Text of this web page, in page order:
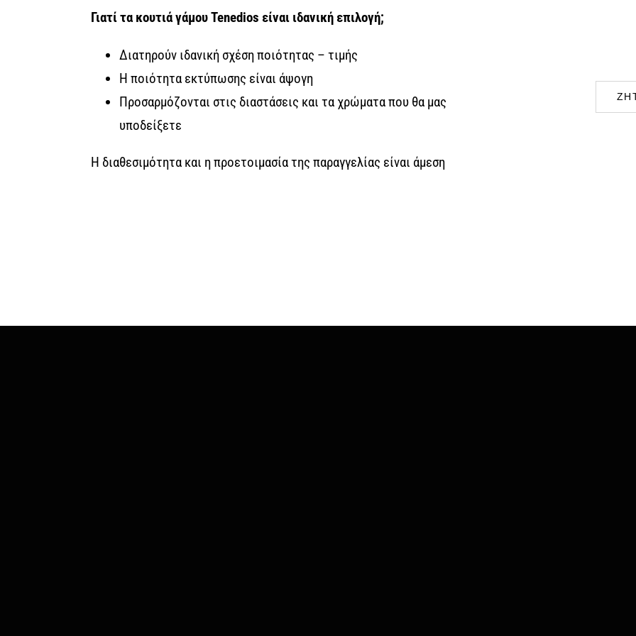
Γιατί τα κουτιά γάμουTenedios είναι ιδανική επιλογή;
Διατηρούν ιδανική σχέση ποιότητας – τιμής
Η ποιότητα εκτύπωσης είναι άψογη
Προσαρμόζονται στις διαστάσεις και τα χρώματα που θα μας
υποδείξετε
Η διαθεσιμότητα και η προετοιμασία της παραγγελίας είναι άμεση